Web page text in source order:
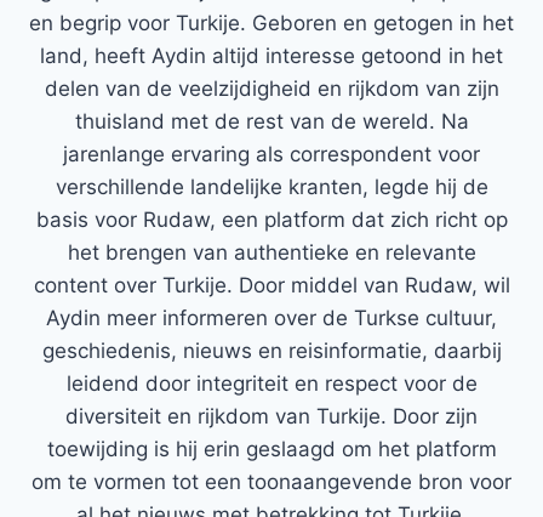
en begrip voor Turkije. Geboren en getogen in het
land, heeft Aydin altijd interesse getoond in het
delen van de veelzijdigheid en rijkdom van zijn
thuisland met de rest van de wereld. Na
jarenlange ervaring als correspondent voor
verschillende landelijke kranten, legde hij de
basis voor Rudaw, een platform dat zich richt op
het brengen van authentieke en relevante
content over Turkije. Door middel van Rudaw, wil
Aydin meer informeren over de Turkse cultuur,
geschiedenis, nieuws en reisinformatie, daarbij
leidend door integriteit en respect voor de
diversiteit en rijkdom van Turkije. Door zijn
toewijding is hij erin geslaagd om het platform
om te vormen tot een toonaangevende bron voor